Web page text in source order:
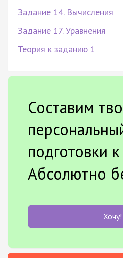
Задание 14. Вычисления
Задание 17. Уравнения
Теория к заданию 1
Составим
подготовки
Абсолютно
Хочу!